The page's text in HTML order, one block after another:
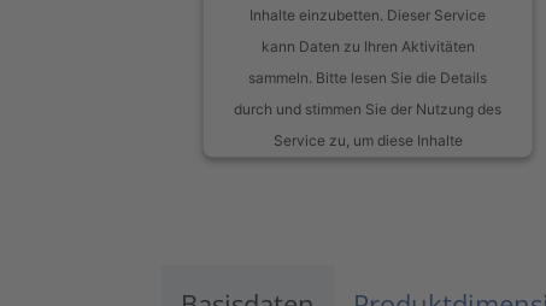
Inhalte einzubetten. Dieser Service
kann Daten zu Ihren Aktivitäten
sammeln. Bitte lesen Sie die Details
durch und stimmen Sie der Nutzung des
Service zu, um diese Inhalte
Akzeptieren